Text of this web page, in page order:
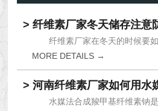
> 纤维素厂家冬天储存注意
纤维素厂家在冬天的时候要如
MORE DETAILS →